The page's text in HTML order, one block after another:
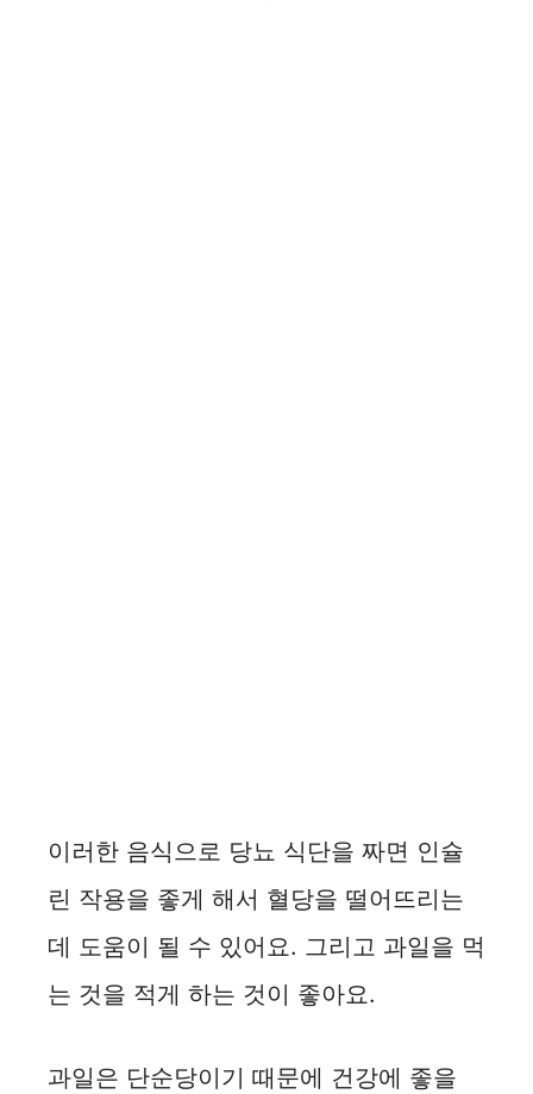
이러한 음식으로 당뇨 식단을 짜면 인슐
린 작용을 좋게 해서 혈당을 떨어뜨리는
데 도움이 될 수 있어요. 그리고 과일을 먹
는 것을 적게 하는 것이 좋아요.
과일은 단순당이기 때문에 건강에 좋을